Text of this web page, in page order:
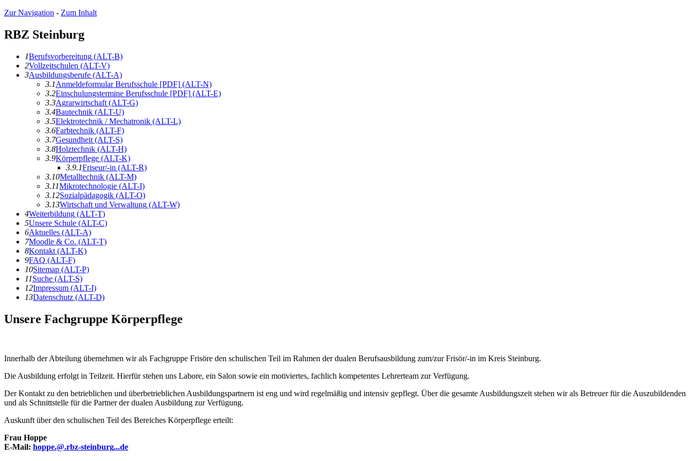
Zur Navigation - Zum Inhalt
RBZ Steinburg
1Berufsvorbereitung (ALT-B)
2Vollzeitschulen (ALT-V)
3Ausbildungsberufe (ALT-A)
3.1Anmeldeformular Berufsschule [PDF] (ALT-N)
3.2Einschulungstermine Berufsschule [PDF] (ALT-E)
3.3Agrarwirtschaft (ALT-G)
3.4Bautechnik (ALT-U)
3.5Elektrotechnik / Mechatronik (ALT-L)
3.6Farbtechnik (ALT-F)
3.7Gesundheit (ALT-S)
3.8Holztechnik (ALT-H)
3.9Körperpflege (ALT-K)
3.9.1Friseur/-in (ALT-R)
3.10Metalltechnik (ALT-M)
3.11Mikrotechnologie (ALT-I)
3.12Sozialpädagogik (ALT-O)
3.13Wirtschaft und Verwaltung (ALT-W)
4Weiterbildung (ALT-T)
5Unsere Schule (ALT-C)
6Aktuelles (ALT-A)
7Moodle & Co. (ALT-T)
8Kontakt (ALT-K)
9FAQ (ALT-F)
10Sitemap (ALT-P)
11Suche (ALT-S)
12Impressum (ALT-I)
13Datenschutz (ALT-D)
Unsere Fachgruppe Körperpflege
Innerhalb der Abteilung übernehmen wir als Fachgruppe Frisöre den schulischen Teil im Rahmen der dualen Berufsausbildung zum/zur Frisör/-in im Kreis Steinburg.
Die Ausbildung erfolgt in Teilzeit. Hierfür stehen uns Labore, ein Salon sowie ein motiviertes, fachlich kompetentes Lehrerteam zur Verfügung.
Der Kontakt zu den betrieblichen und überbetrieblichen Ausbildungspartnern ist eng und wird regelmäßig und intensiv gepflegt. Über die gesamte Ausbildungszeit stehen wir als Betreuer für die Auszubildenden
und als Schnittstelle für die Partner der dualen Ausbildung zur Verfügung.
Auskunft über den schulischen Teil des Bereiches Körperpflege erteilt:
Frau Hoppe
E-Mail: hoppe.@.rbz-steinburg...de